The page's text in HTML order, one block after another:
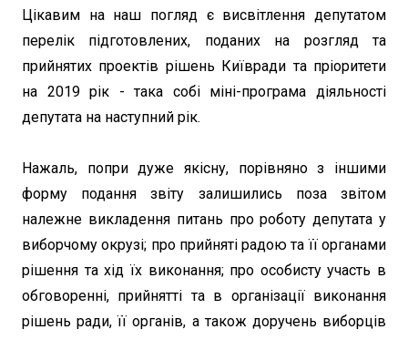
Цікавим на наш погляд є висвітлення депутатом
перелік підготовлених, поданих на розгляд та
прийнятих проектів рішень Київради та пріоритети
на 2019 рік - така собі міні-програма діяльності
депутата на наступний рік.
Нажаль, попри дуже якісну, порівняно з іншими
форму подання звіту залишились поза звітом
належне викладення питань про роботу депутата у
виборчому окрузі; про прийняті радою та її органами
рішення та хід їх виконання; про особисту участь в
обговоренні, прийнятті та в організації виконання
рішень ради, її органів, а також доручень виборців